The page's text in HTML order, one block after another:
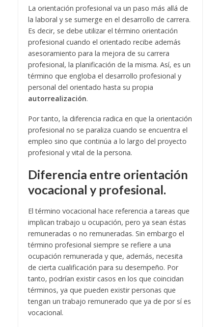
La orientación profesional va un paso más allá de
la laboral y se sumerge en el desarrollo de carrera.
Es decir, se debe utilizar el término orientación
profesional cuando el orientado recibe además
asesoramiento para la mejora de su carrera
profesional, la planificación de la misma. Así, es un
término que engloba el desarrollo profesional y
personal del orientado hasta su propia
autorrealización.
Por tanto, la diferencia radica en que la orientación
profesional no se paraliza cuando se encuentra el
empleo sino que continúa a lo largo del proyecto
profesional y vital de la persona.
Diferencia entre orientación
vocacional y profesional.
El término vocacional hace referencia a tareas que
implican trabajo u ocupación, pero ya sean éstas
remuneradas o no remuneradas. Sin embargo el
término profesional siempre se refiere a una
ocupación remunerada y que, además, necesita
de cierta cualificación para su desempeño. Por
tanto, podrían existir casos en los que coincidan
términos, ya que pueden existir personas que
tengan un trabajo remunerado que ya de por sí es
vocacional.